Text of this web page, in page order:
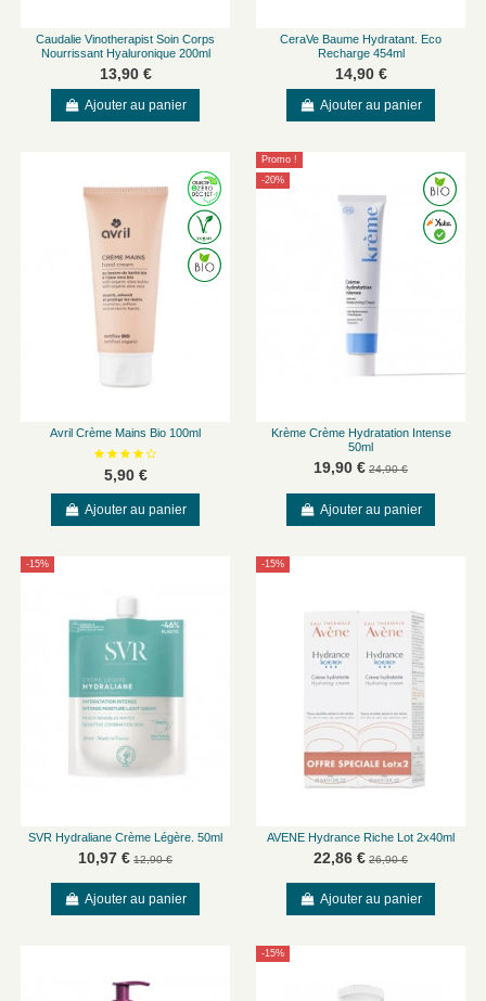
Caudalie Vinotherapist Soin Corps
Nourrissant Hyaluronique 200ml
13,90 €
Ajouter au panier
CeraVe Baume Hydratant. Eco
Recharge 454ml
14,90 €
Ajouter au panier
Avril Crème Mains Bio 100ml
5,90 €
Ajouter au panier
Promo !
-20%
Krème Crème Hydratation Intense
50ml
19,90 € 24,90 €
Ajouter au panier
-15%
SVR Hydraliane Crème Légère. 50ml
10,97 € 12,90 €
Ajouter au panier
-15%
AVENE Hydrance Riche Lot 2x40ml
22,86 € 26,90 €
Ajouter au panier
-15%